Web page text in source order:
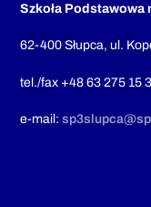
Szkoła Podstawowa
62-400 Słupca, ul.
tel./fax +48 63 275 15
e-mail: